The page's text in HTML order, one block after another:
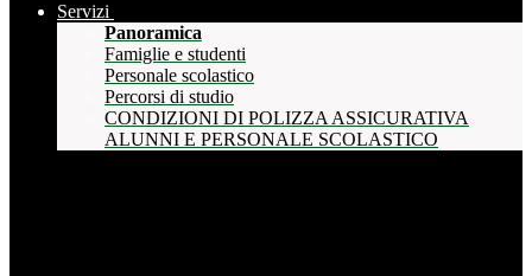
Servizi
Panoramica
Famiglie e studenti
Personale scolastico
Percorsi di studio
CONDIZIONI DI POLIZZA ASSICURATIVA
ALUNNI E PERSONALE SCOLASTICO